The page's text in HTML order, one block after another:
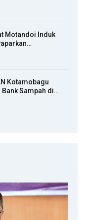
Motandoi Induk
Kotamobagu
Bank Sampah di…